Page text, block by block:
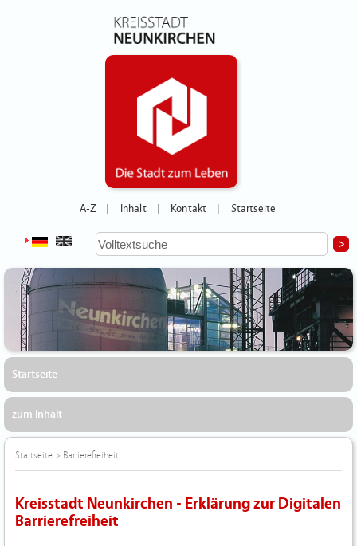
A-Z Inhalt Kontakt Startseite
Startseite
zum Inhalt
Startseite > Barrierefreiheit
Kreisstadt Neunkirchen - Erklärung zur Digitalen
Barrierefreiheit